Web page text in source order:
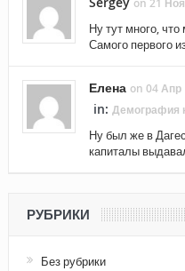
on 21 Ноя
Ну тут много,
Самого первого
Елена on 04 Апр
in: Демография
Ну был же в
капиталы
РУБРИКИ
Без рубрики